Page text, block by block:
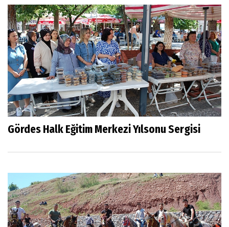
Gördes Halk Eğitim Merkezi Yılsonu Sergisi